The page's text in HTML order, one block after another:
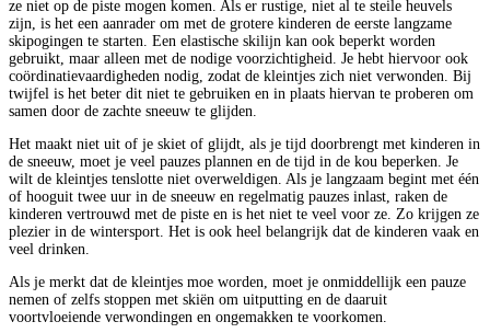
ze niet op de piste mogen komen. Als er rustige, niet al te steile heuvels
zijn, is het een aanrader om met de grotere kinderen de eerste langzame
skipogingen te starten. Een elastische skilijn kan ook beperkt worden
gebruikt, maar alleen met de nodige voorzichtigheid. Je hebt hiervoor ook
coördinatievaardigheden nodig, zodat de kleintjes zich niet verwonden. Bij
twijfel is het beter dit niet te gebruiken en in plaats hiervan te proberen om
samen door de zachte sneeuw te glijden.
Het maakt niet uit of je skiet of glijdt, als je tijd doorbrengt met kinderen in
de sneeuw, moet je veel pauzes plannen en de tijd in de kou beperken. Je
wilt de kleintjes tenslotte niet overweldigen. Als je langzaam begint met één
of hooguit twee uur in de sneeuw en regelmatig pauzes inlast, raken de
kinderen vertrouwd met de piste en is het niet te veel voor ze. Zo krijgen ze
plezier in de wintersport. Het is ook heel belangrijk dat de kinderen vaak en
veel drinken.
Als je merkt dat de kleintjes moe worden, moet je onmiddellijk een pauze
nemen of zelfs stoppen met skiën om uitputting en de daaruit
voortvloeiende verwondingen en ongemakken te voorkomen.